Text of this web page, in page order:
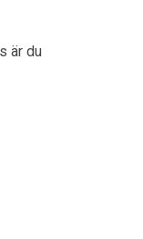
är du